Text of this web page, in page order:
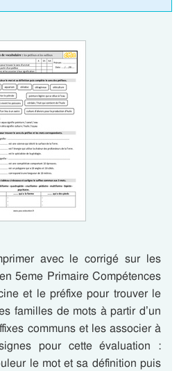
avec le corrigé sur les
5eme Primaire Compétences
et le préfixe pour trouver le
familles de mots à partir d’un
communs et les associer à
pour cette évaluation :
le mot et sa définition puis